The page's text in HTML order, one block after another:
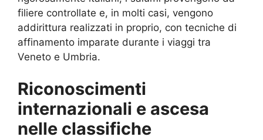
filiere controllate e, in molti casi, vengono
addirittura realizzati in proprio, con tecniche di
affinamento imparate durante i viaggi tra
Veneto e Umbria.
Riconoscimenti
internazionali e ascesa
nelle classifiche